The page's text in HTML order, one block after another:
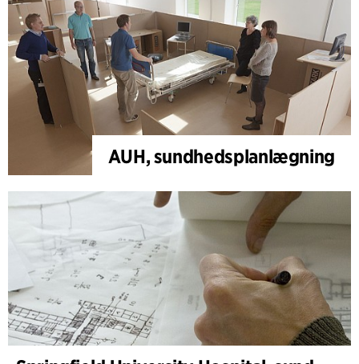
AUH, sundhedsplanlægning